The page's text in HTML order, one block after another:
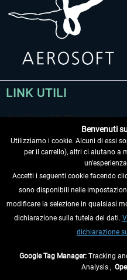
LINK UTILI
RECEDERE DAL CONTRATTO
INFORMAZIONI
Benvenuti
Utilizziamo i cookie. Alcuni di essi
per il carrello), altri ci aiutano a
Accetti i seguenti cookie facendo
sono disponibili nelle
modificare la selezione in qualsiasi
dichiarazione sulla tutela dei dati.
dichiarazione
Google Tag Manager: Tracking
Analysis ,